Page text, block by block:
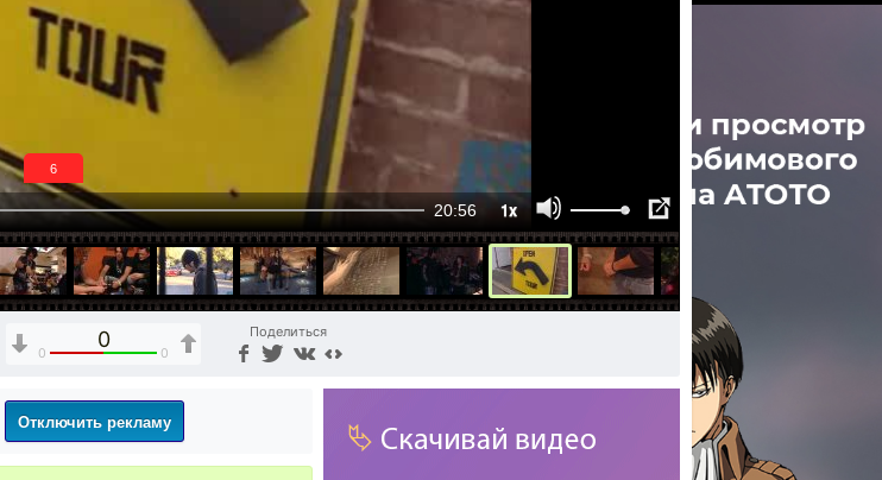
20:56 1x
5
0
0 0
Поделиться
Отключить рекламу